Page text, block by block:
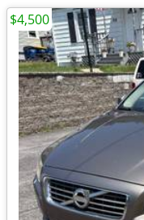
$4,500